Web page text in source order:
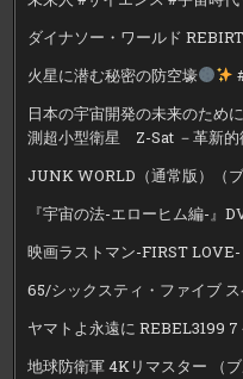
ダイナソー・ワールド
火星に潜む秘密の防空壕
日本の宇宙開発の未来のため
測超小型衛星 Z-Sat －革新的
JUNK WORLD（通常版）（ブ
『宇宙の法-エローヒム編-』
映画ラストマン-FIRST LOVE-
65/シックスティ・ファイブ
ヤマトよ永遠に REBEL3199 7
地球防衛軍 4Kリマスター （ブ